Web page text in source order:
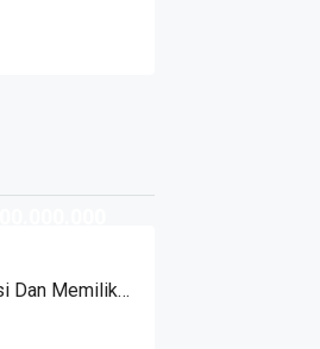
Kondisi Properti Ini Sudah Renovasi Dan Memiliki Desain Scandinavian Yang Menambah Daya Tarik Dan Estetika Properti Ini. Rumah Ini Berada Di Area Perumahan/komplek. Kurdi Timur